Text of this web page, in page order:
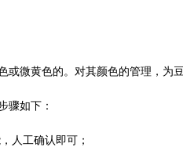
微黄色的。对其颜色的管理，为
骤如下：
人工确认即可；